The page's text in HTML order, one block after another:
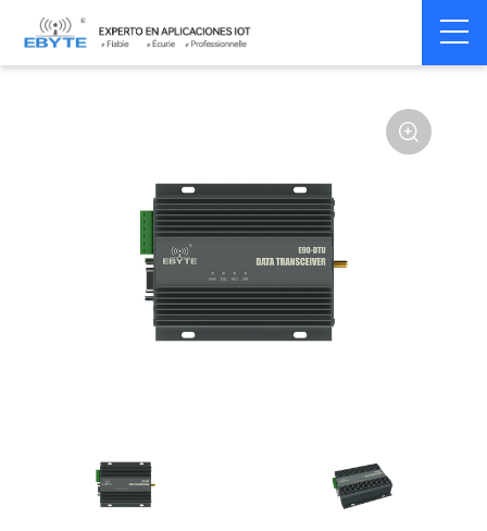
Home > Modem > Wireless modem LoRa wirelss modem
